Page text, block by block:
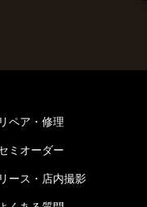
リペア・修理
ミオーダー
リース・店内撮影